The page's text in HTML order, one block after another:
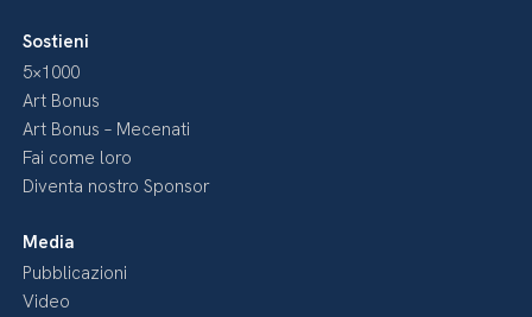
Sostieni
5×1000
Art Bonus
Art Bonus – Mecenati
Fai come loro
Diventa nostro Sponsor
Media
Pubblicazioni
Video